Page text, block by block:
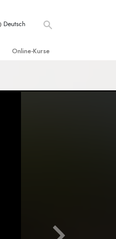
Deutsch
Online-Kurse
Umwelt
und